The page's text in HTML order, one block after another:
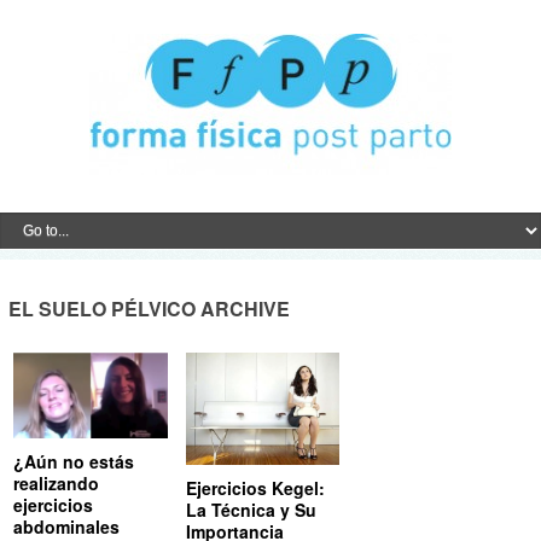
EL SUELO PÉLVICO ARCHIVE
¿Aún no estás
realizando
ejercicios
abdominales
Ejercicios Kegel:
La Técnica y Su
Importancia